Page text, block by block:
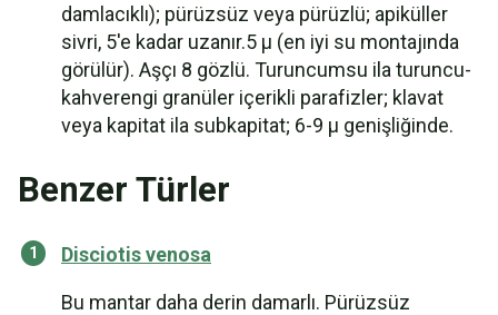
damlacıklı); pürüzsüz veya pürüzlü; apiküller
sivri, 5'e kadar uzanır.5 µ (en iyi su montajında
görülür). Aşçı 8 gözlü. Turuncumsu ila turuncu-
kahverengi granüler içerikli parafizler; klavat
veya kapitat ila subkapitat; 6-9 µ genişliğinde.
Benzer Türler
Disciotis venosa
Bu mantar daha derin damarlı. Pürüzsüz